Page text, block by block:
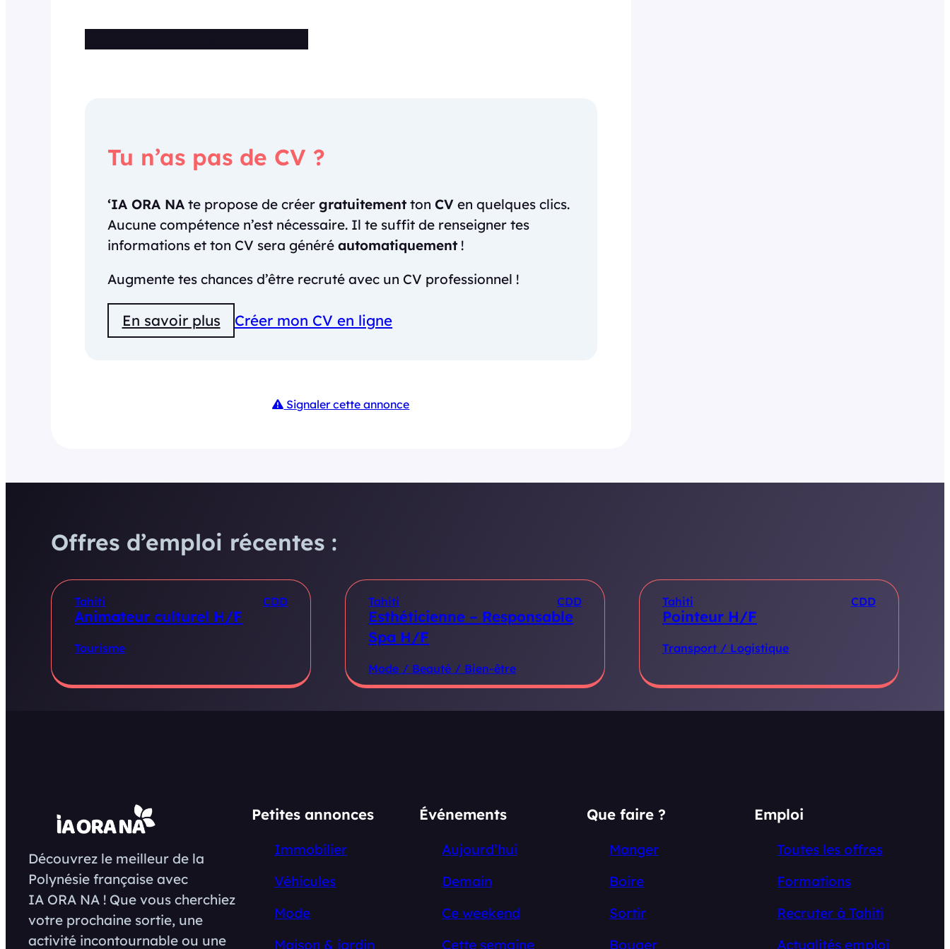
Tu n’as pas de CV ?
‘IA ORA NA te propose de créer gratuitement ton CV en quelques clics.
Aucune compétence n’est nécessaire. Il te suffit de renseigner tes
informations et ton CV sera généré automatiquement !
Augmente tes chances d’être recruté avec un CV professionnel !
En savoir plus Créer mon CV en ligne
Signaler cette annonce
Offres d’emploi récentes :
Tahiti CDD
Animateur culturel H/F
Tourisme
Tahiti CDD
Esthéticienne – Responsable
Spa H/F
Mode / Beauté / Bien-être
Tahiti CDD
Pointeur H/F
Transport / Logistique
Découvrez le meilleur de la
Polynésie française avec
IA ORA NA ! Que vous cherchiez
votre prochaine sortie, une
activité incontournable ou une
Petites annonces
Immobilier
Véhicules
Mode
Maison & jardin
Événements
Aujourd’hui
Demain
Ce weekend
Cette semaine
Que faire ?
Manger
Boire
Sortir
Bouger
Emploi
Toutes les offres
Formations
Recruter à Tahiti
Actualités emploi